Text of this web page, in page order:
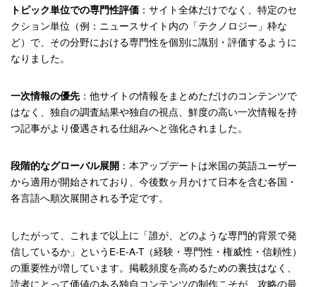
トピック単位での専門性評価 ：サイト全体だけでなく、特定のセ
クション単位（例：ニュースサイト内の「テクノロジー」枠な
ど）で、その分野における専門性を個別に識別・評価するように
なりました。
一次情報の優先：他サイトの情報をまとめただけのコンテンツで
はなく、独自の調査結果や独自の視点、鮮度の高い一次情報を持
つ記事がより優遇される仕組みへと強化されました。
段階的なグローバル展開 ：本アップデートは米国の英語ユーザー
から適用が開始されており、今後数ヶ月かけて日本を含む各国・
各言語へ順次展開される予定です。
したがって、これまで以上に「誰が、どのような専門的背景で発
信しているか」というE-E-A-T（経験・専門性・権威性・信頼性）
の重要性が増しています。掲載頻度を高めるための裏技はなく、
読者にとって価値のある独自コンテンツの制作こそが、攻略の最